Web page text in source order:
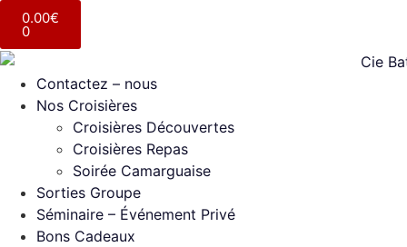
0.00€
0
Contactez – nous
Nos Croisières
Croisières Découvertes
Croisières Repas
Soirée Camarguaise
Sorties Groupe
Séminaire – Événement Privé
Bons Cadeaux